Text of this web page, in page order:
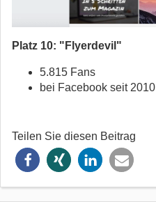
Platz 10: "Flyerdevil"
5.815 Fans
bei Facebook seit 2010
Teilen Sie diesen Beitrag